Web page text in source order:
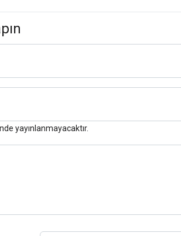
yayınlanmayacaktır.